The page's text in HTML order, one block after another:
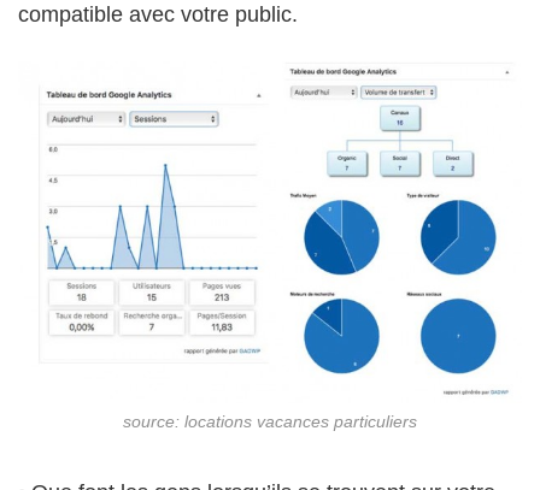
compatible avec votre public.
source: locations vacances particuliers